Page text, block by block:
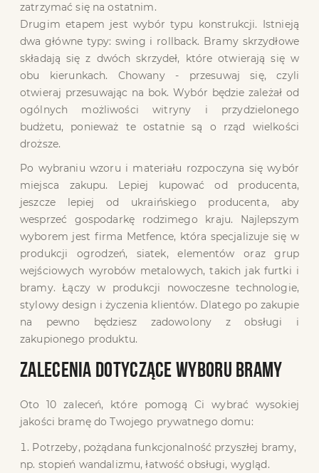
zatrzymać się na ostatnim.
Drugim etapem jest wybór typu konstrukcji. Istnieją
dwa główne typy: swing i rollback. Bramy skrzydłowe
składają się z dwóch skrzydeł, które otwierają się w
obu kierunkach. Chowany - przesuwaj się, czyli
otwieraj przesuwając na bok. Wybór będzie zależał od
ogólnych możliwości witryny i przydzielonego
budżetu, ponieważ te ostatnie są o rząd wielkości
droższe.
Po wybraniu wzoru i materiału rozpoczyna się wybór
miejsca zakupu. Lepiej kupować od producenta,
jeszcze lepiej od ukraińskiego producenta, aby
wesprzeć gospodarkę rodzimego kraju. Najlepszym
wyborem jest firma Metfence, która specjalizuje się w
produkcji ogrodzeń, siatek, elementów oraz grup
wejściowych wyrobów metalowych, takich jak furtki i
bramy. Łączy w produkcji nowoczesne technologie,
stylowy design i życzenia klientów. Dlatego po zakupie
na pewno będziesz zadowolony z obsługi i
zakupionego produktu.
ZALECENIA DOTYCZĄCE WYBORU BRAMY
Oto 10 zaleceń, które pomogą Ci wybrać wysokiej
jakości bramę do Twojego prywatnego domu:
Potrzeby, pożądana funkcjonalność przyszłej bramy,
np. stopień wandalizmu, łatwość obsługi, wygląd.